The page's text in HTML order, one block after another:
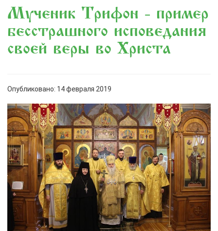
Мученик Трифон - пример
бесстрашного исповедания
своей веры во Христа
Опубликовано: 14 февраля 2019